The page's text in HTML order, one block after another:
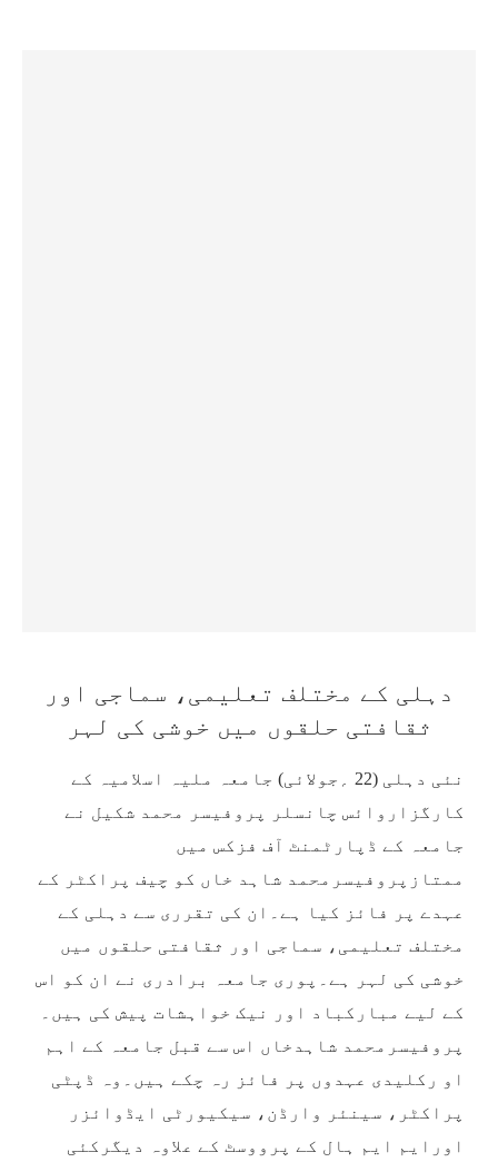
دہلی کے مختلف تعلیمی، سماجی اور
ثقافتی حلقوں میں خوشی کی لہر
نئی دہلی (22 ؍جولائی) جامعہ ملیہ اسلامیہ کے
کارگزاروائس چانسلر پروفیسر محمد شکیل نے
جامعہ کے ڈپارٹمنٹ آف فزکس میں
ممتازپروفیسرمحمد شاہد خاں کو چیف پراکٹر کے
عہدے پر فائز کیا ہے۔ان کی تقرری سے دہلی کے
مختلف تعلیمی، سماجی اور ثقافتی حلقوں میں
خوشی کی لہر ہے۔پوری جامعہ برادری نے ان کو اس
کے لیے مبارکباد اور نیک خواہشات پیش کی ہیں۔
پروفیسرمحمد شاہدخاں اس سے قبل جامعہ کے اہم
او رکلیدی عہدوں پر فائز رہ چکے ہیں۔وہ ڈپٹی
پراکٹر، سینئر وارڈن، سیکیورٹی ایڈوائزر
اورایم ایم ہال کے پرووسٹ کے علاوہ دیگرکئی